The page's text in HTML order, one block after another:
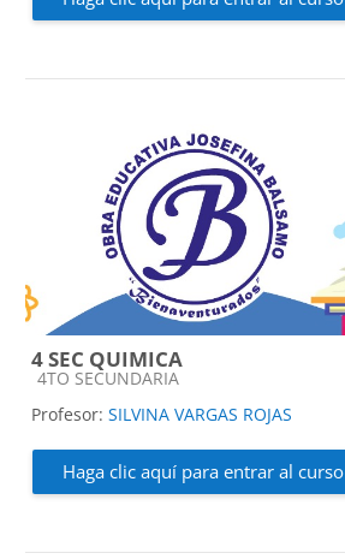
4 SEC QUIMICA
Categoría de cursos
4TO SECUNDARIA
Profesor: SILVINA VARGAS ROJAS
Haga clic aquí para entrar al curso